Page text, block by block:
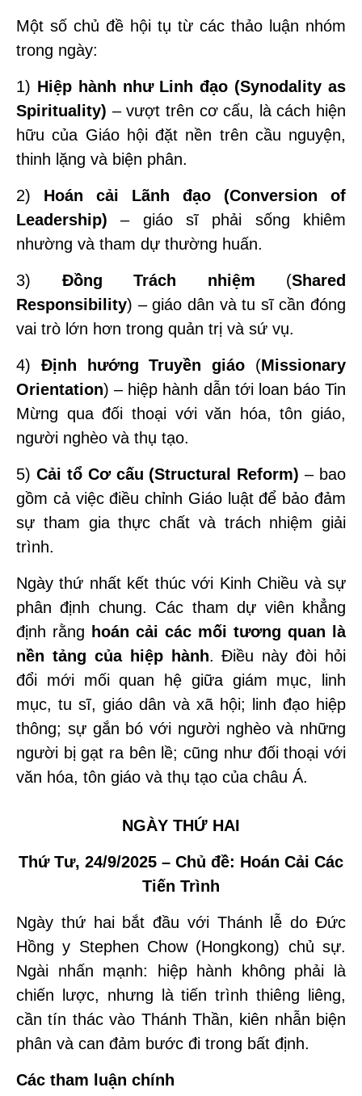
Một số chủ đề hội tụ từ các thảo luận nhóm
trong ngày:
1) Hiệp hành như Linh đạo (Synodality as
Spirituality) – vượt trên cơ cấu, là cách hiện
hữu của Giáo hội đặt nền trên cầu nguyện,
thinh lặng và biện phân.
2) Hoán cải Lãnh đạo (Conversion of
Leadership) – giáo sĩ phải sống khiêm
nhường và tham dự thường huấn.
3) Đồng Trách nhiệm (Shared
Responsibility) – giáo dân và tu sĩ cần đóng
vai trò lớn hơn trong quản trị và sứ vụ.
4) Định hướng Truyền giáo (Missionary
Orientation) – hiệp hành dẫn tới loan báo Tin
Mừng qua đối thoại với văn hóa, tôn giáo,
người nghèo và thụ tạo.
5) Cải tổ Cơ cấu (Structural Reform) – bao
gồm cả việc điều chỉnh Giáo luật để bảo đảm
sự tham gia thực chất và trách nhiệm giải
trình.
Ngày thứ nhất kết thúc với Kinh Chiều và sự
phân định chung. Các tham dự viên khẳng
định rằng hoán cải các mối tương quan là
nền tảng của hiệp hành. Điều này đòi hỏi
đổi mới mối quan hệ giữa giám mục, linh
mục, tu sĩ, giáo dân và xã hội; linh đạo hiệp
thông; sự gắn bó với người nghèo và những
người bị gạt ra bên lề; cũng như đối thoại với
văn hóa, tôn giáo và thụ tạo của châu Á.
NGÀY THỨ HAI
Thứ Tư, 24/9/2025 – Chủ đề: Hoán Cải Các
Tiến Trình
Ngày thứ hai bắt đầu với Thánh lễ do Đức
Hồng y Stephen Chow (Hongkong) chủ sự.
Ngài nhấn mạnh: hiệp hành không phải là
chiến lược, nhưng là tiến trình thiêng liêng,
cần tín thác vào Thánh Thần, kiên nhẫn biện
phân và can đảm bước đi trong bất định.
Các tham luận chính